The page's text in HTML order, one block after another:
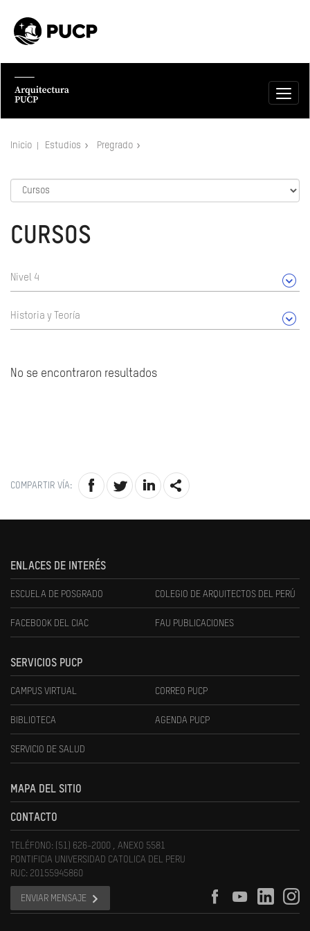
Inicio Estudios Pregrado
CURSOS
Nivel 4
Historia y Teoría
No se encontraron resultados
COMPARTIR VÍA:
ENLACES DE INTERÉS
ESCUELA DE POSGRADO COLEGIO DE ARQUITECTOS DEL PERÚ
FACEBOOK DEL CIAC FAU PUBLICACIONES
SERVICIOS PUCP
CAMPUS VIRTUAL CORREO PUCP
BIBLIOTECA AGENDA PUCP
SERVICIO DE SALUD
MAPA DEL SITIO
CONTACTO
TELÉFONO: (51) 626-2000 , ANEXO 5581
PONTIFICIA UNIVERSIDAD CATOLICA DEL PERU
RUC: 20155945860
ENVIAR MENSAJE